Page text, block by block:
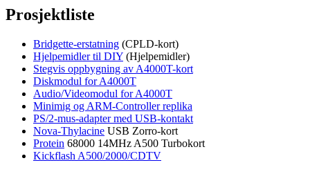
Prosjektliste
Bridgette-erstatning (CPLD-kort)
Hjelpemidler til DIY (Hjelpemidler)
Stegvis oppbygning av A4000T-kort
Diskmodul for A4000T
Audio/Videomodul for A4000T
Minimig og ARM-Controller replika
PS/2-mus-adapter med USB-kontakt
Nova-Thylacine USB Zorro-kort
Protein 68000 14MHz A500 Turbokort
Kickflash A500/2000/CDTV